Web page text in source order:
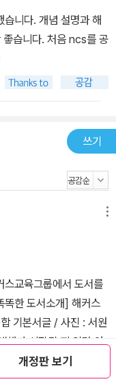
개정판 보기
소원의 수리능력 3초 풀
온라인 모의고사
6. 초단기 완성 NC
석 서비스
니다. 개념 설명과 해
좋습니다. 처음 ncs를 공
쓰기
스교육그룹에서 도서를
똑한 도서소개] 해커스
기본서글 / 사진 : 서원
가 시작된 지 얼마 안
년은 다른 해에 비
벌써부터 다사다난한 한